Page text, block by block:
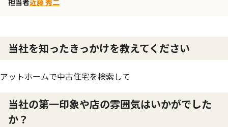
担当者近藤 秀二
当社を知ったきっかけを教えてください
アットホームで中古住宅を検索して
当社の第一印象や店の雰囲気はいかがでした
か？